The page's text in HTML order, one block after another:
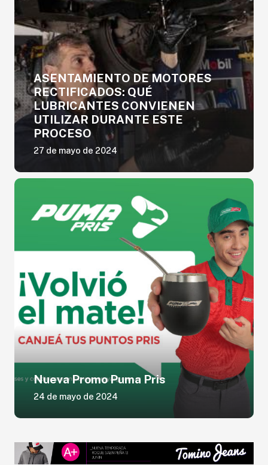
ASENTAMIENTO DE MOTORES
RECTIFICADOS: QUÉ
LUBRICANTES CONVIENEN
UTILIZAR DURANTE ESTE
PROCESO
27 de mayo de 2024
Nueva Promo Puma Pris
24 de mayo de 2024